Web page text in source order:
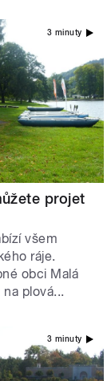
3 minuty
projet
všem
ráje.
obci Malá
plová...
3 minuty